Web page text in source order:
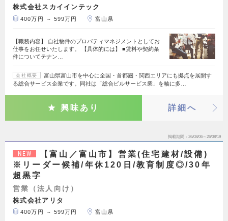
株式会社スカイインテック
400万円 ～ 599万円 富山県
【職務内容】 自社物件のプロパティマネジメントとしてお
仕事をお任せいたします。 【具体的には】 ■賃料や契約条
件についてテナン…
会社概要
富山県富山市を中心に全国・首都圏・関西エリアにも拠点を展開す
る総合サービス企業です。同社は「総合ビルサービス業」を軸に多…
興味あり 詳細へ
掲載期間 26/08/06～26/08/19
NEW
【富山／富山市】営業(住宅建材/設備)
※リーダー候補/年休120日/教育制度◎/30年
超黒字
営業（法人向け）
株式会社アリタ
400万円 ～ 599万円 富山県